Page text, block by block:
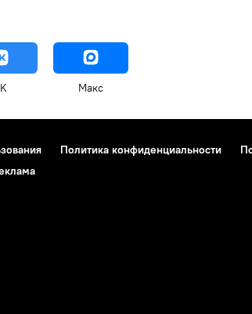
Макс
Политика конфиденциальности